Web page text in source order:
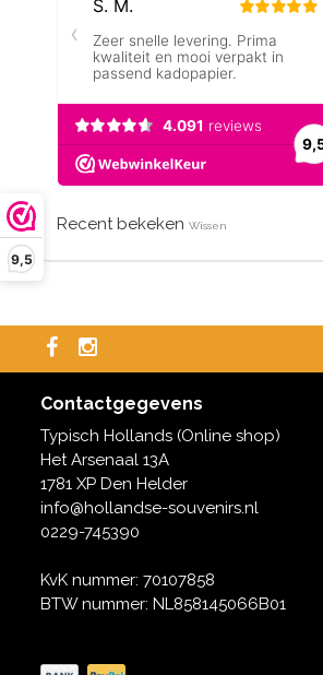
9,5
Recent bekeken Wissen
Contactgegevens
Typisch Hollands (Online shop)
Het Arsenaal 13A
1781 XP Den Helder
info@hollandse-souvenirs.nl
0229-745390
KvK nummer: 70107858
BTW nummer: NL858145066B01